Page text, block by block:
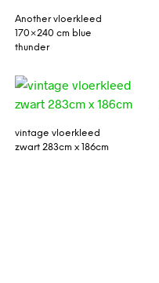
Another vloerkleed
170×240 cm blue
thunder
vintage vloerkleed
zwart 283cm x 186cm